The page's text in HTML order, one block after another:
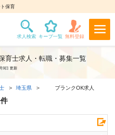
保育
育士求人・転職・募集一覧
9日 更新
埼玉県 ブランクOK求人